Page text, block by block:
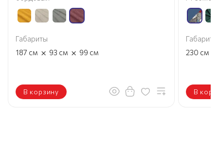
Габариты
187 см × 93 см × 99 см
В корзину
Габариты
230 см
В